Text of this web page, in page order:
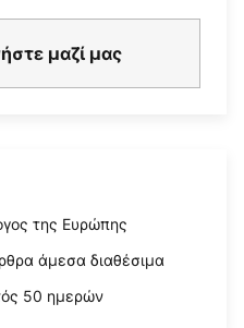
μαζί μας
της Ευρώπης
άμεσα διαθέσιμα
50 ημερών